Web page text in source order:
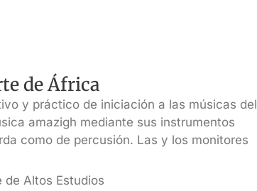
de África
y práctico de iniciación a las músicas del
amazigh mediante sus instrumentos
como de percusión. Las y los monitores
de Altos Estudios